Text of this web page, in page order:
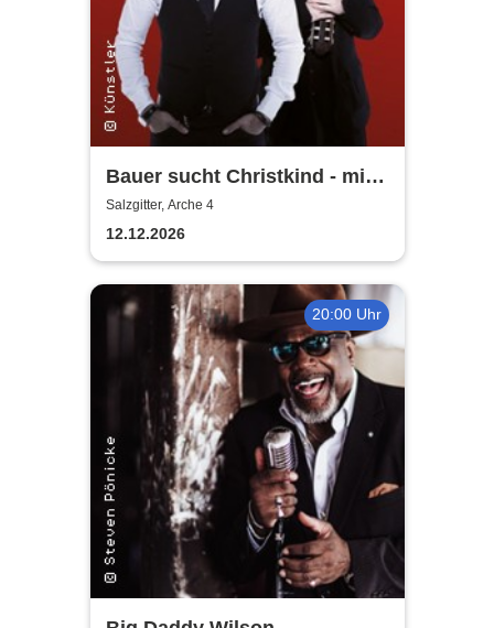
Bauer sucht Christkind - mit
Ralf Bauer & Pat Fritz
Salzgitter, Arche 4
12.12.2026
20:00 Uhr